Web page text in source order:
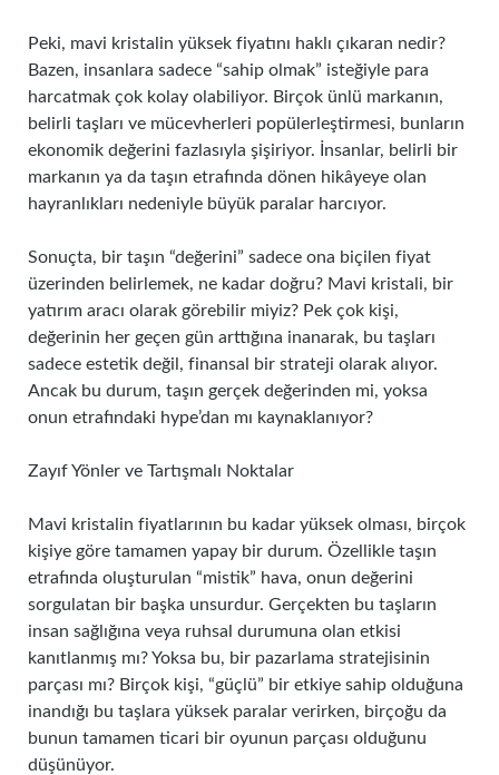
Peki, mavi kristalin yüksek fiyatını haklı çıkaran nedir?
Bazen, insanlara sadece “sahip olmak” isteğiyle para
harcatmak çok kolay olabiliyor. Birçok ünlü markanın,
belirli taşları ve mücevherleri popülerleştirmesi, bunların
ekonomik değerini fazlasıyla şişiriyor. İnsanlar, belirli bir
markanın ya da taşın etrafında dönen hikâyeye olan
hayranlıkları nedeniyle büyük paralar harcıyor.
Sonuçta, bir taşın “değerini” sadece ona biçilen fiyat
üzerinden belirlemek, ne kadar doğru? Mavi kristali, bir
yatırım aracı olarak görebilir miyiz? Pek çok kişi,
değerinin her geçen gün arttığına inanarak, bu taşları
sadece estetik değil, finansal bir strateji olarak alıyor.
Ancak bu durum, taşın gerçek değerinden mi, yoksa
onun etrafındaki hype’dan mı kaynaklanıyor?
Zayıf Yönler ve Tartışmalı Noktalar
Mavi kristalin fiyatlarının bu kadar yüksek olması, birçok
kişiye göre tamamen yapay bir durum. Özellikle taşın
etrafında oluşturulan “mistik” hava, onun değerini
sorgulatan bir başka unsurdur. Gerçekten bu taşların
insan sağlığına veya ruhsal durumuna olan etkisi
kanıtlanmış mı? Yoksa bu, bir pazarlama stratejisinin
parçası mı? Birçok kişi, “güçlü” bir etkiye sahip olduğuna
inandığı bu taşlara yüksek paralar verirken, birçoğu da
bunun tamamen ticari bir oyunun parçası olduğunu
düşünüyor.